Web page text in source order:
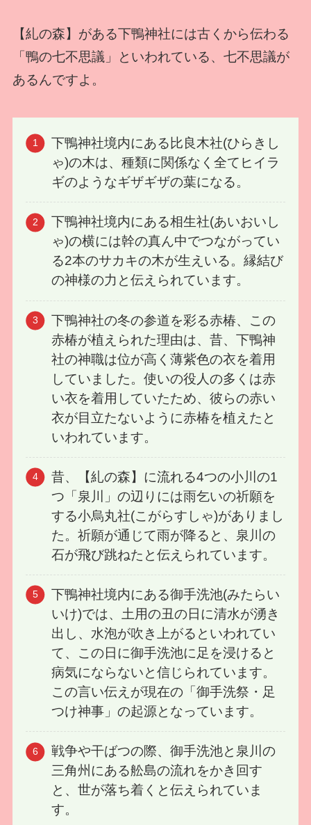
【糺の森】がある下鴨神社には古くから伝わる
「鴨の七不思議」といわれている、七不思議が
あるんですよ。
下鴨神社境内にある比良木社(ひらきし
ゃ)の木は、種類に関係なく全てヒイラ
ギのようなギザギザの葉になる。
下鴨神社境内にある相生社(あいおいし
ゃ)の横には幹の真ん中でつながってい
る2本のサカキの木が生えいる。縁結び
の神様の力と伝えられています。
下鴨神社の冬の参道を彩る赤椿、この
赤椿が植えられた理由は、昔、下鴨神
社の神職は位が高く薄紫色の衣を着用
していました。使いの役人の多くは赤
い衣を着用していたため、彼らの赤い
衣が目立たないように赤椿を植えたと
いわれています。
昔、【糺の森】に流れる4つの小川の1
つ「泉川」の辺りには雨乞いの祈願を
する小烏丸社(こがらすしゃ)がありまし
た。祈願が通じて雨が降ると、泉川の
石が飛び跳ねたと伝えられています。
下鴨神社境内にある御手洗池(みたらい
いけ)では、土用の丑の日に清水が湧き
出し、水泡が吹き上がるといわれてい
て、この日に御手洗池に足を浸けると
病気にならないと信じられています。
この言い伝えが現在の「御手洗祭・足
つけ神事」の起源となっています。
戦争や干ばつの際、御手洗池と泉川の
三角州にある舩島の流れをかき回す
と、世が落ち着くと伝えられていま
す。